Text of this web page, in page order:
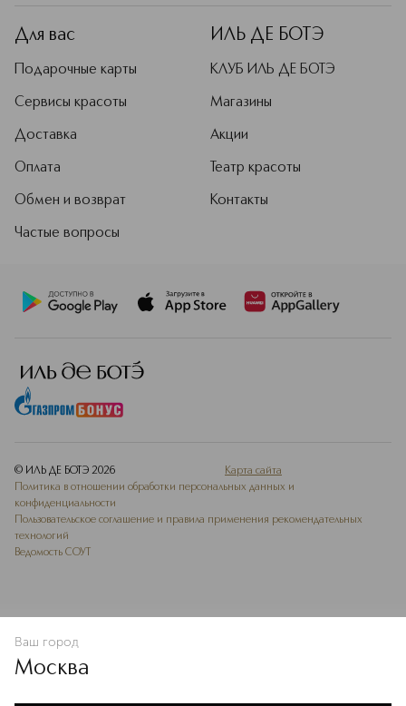
В КОРЗИНУ
Для вас
Подарочные карты
Сервисы красоты
Доставка
Оплата
Обмен и возврат
Частые вопросы
ИЛЬ ДЕ БОТЭ
КЛУБ ИЛЬ ДЕ БОТЭ
Магазины
Акции
Театр красоты
Контакты
© ИЛЬ ДЕ БОТЭ 2026
Карта сайта
Политика в отношении обработки персональных данных и
конфиденциальности
Пользовательское соглашение и правила применения рекомендательных
технологий
Ведомость СОУТ
Ваш город
Москва